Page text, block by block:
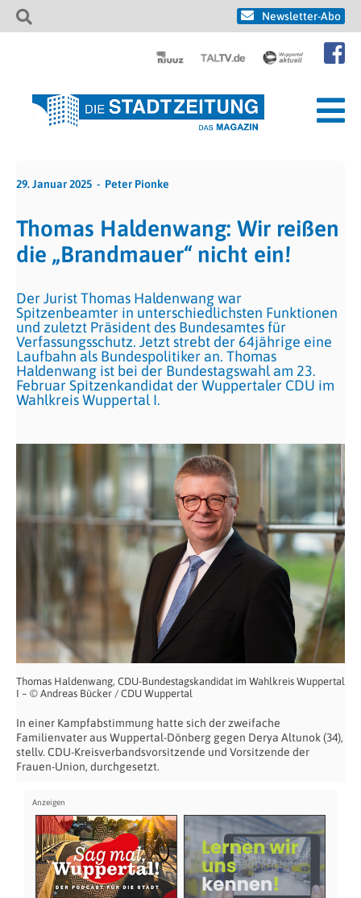
Newsletter-Abo
29. Januar 2025 Peter Pionke
Thomas Haldenwang: Wir reißen
die „Brandmauer“ nicht ein!
Der Jurist Thomas Haldenwang war
Spitzenbeamter in unterschiedlichsten Funktionen
und zuletzt Präsident des Bundesamtes für
Verfassungsschutz. Jetzt strebt der 64jährige eine
Laufbahn als Bundespolitiker an. Thomas
Haldenwang ist bei der Bundestagswahl am 23.
Februar Spitzenkandidat der Wuppertaler CDU im
Wahlkreis Wuppertal I.
Thomas Haldenwang, CDU-Bundestagskandidat im Wahlkreis Wuppertal
I – © Andreas Bücker / CDU Wuppertal
In einer Kampfabstimmung hatte sich der zweifache
Familienvater aus Wuppertal-Dönberg gegen Derya Altunok (34),
stellv. CDU-Kreisverbandsvorsitzende und Vorsitzende der
Frauen-Union, durchgesetzt.